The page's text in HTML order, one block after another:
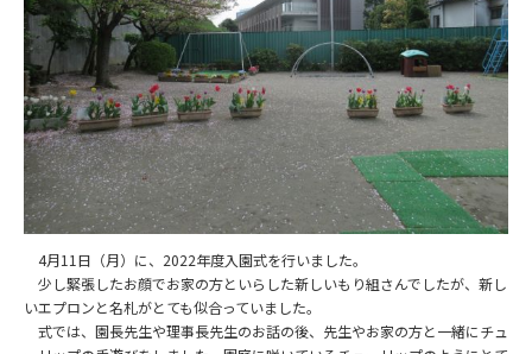
4月11日（月）に、2022年度入園式を行いました。
少し緊張したお顔でお家の方といらした新しいもり組さんでしたが、新し
いエプロンと名札がとても似合っていました。
式では、園長先生や理事長先生のお話の後、先生やお家の方と一緒にチュ